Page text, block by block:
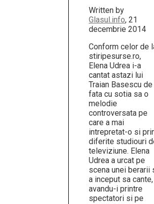
Written by
Glasul.info, 21
decembrie 2014
Conform celor de
stiripesurse.ro,
Elena Udrea i-a
cantat astazi lui
Traian Basescu de
fata cu sotia sa o
melodie
controversata pe
care a mai
intrepretat-o si
diferite studiouri
televiziune. Elena
Udrea a urcat pe
scena unei berarii
a inceput sa cante,
avandu-i printre
spectatori si pe